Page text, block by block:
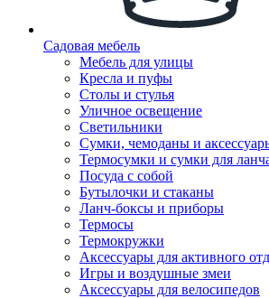
Садовая мебель
Мебель для улицы
Кресла и пуфы
Столы и стулья
Уличное освещение
Светильники
Сумки, чемоданы и
Термосумки и сумки для
Посуда с собой
Бутылочки и стаканы
Ланч-боксы и приборы
Термосы
Термокружки
Аксессуары для активного
Игры и воздушные змеи
Аксессуары для велосипедов